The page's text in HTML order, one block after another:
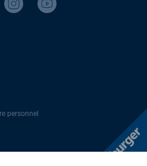
personnel